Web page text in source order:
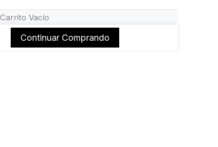
Carrito Vacío
Continuar Comprando